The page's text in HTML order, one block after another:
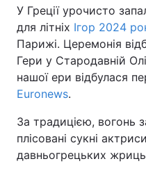
Головна
Україна
Економіка
Техно і зв'язок
У Греції урочисто
для літніх Ігор 2024
Парижі. Церемонія
Гери у Стародавній
нашої ери відбулася
Euronews.
За традицією, вогонь
плісовані сукні
давньогрецьких